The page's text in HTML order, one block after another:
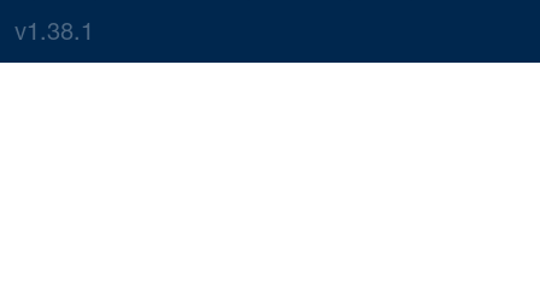
v1.38.1